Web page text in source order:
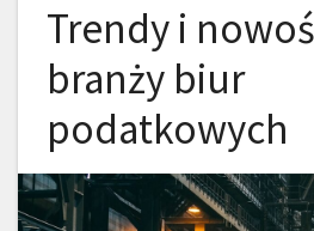
Trendy i
branży biur
podatkowych